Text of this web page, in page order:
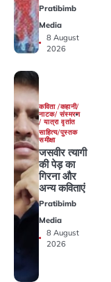
Pratibimb
Media
8 August
2026
कविता /कहानी/
नाटक/ संस्मरण
/ यात्रा वृतांत
साहित्य/पुस्तक
समीक्षा
जसवीर त्यागी
की पेड़ का
गिरना और
अन्य कविताएं
Pratibimb
Media
8 August
2026